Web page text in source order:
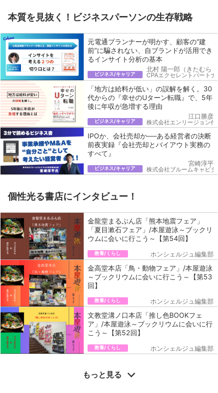
本質を見抜く！ビジネスパーソンの生存戦略
元電通プランナーが明かす、顧客の“建
前”に騙されない、自ブランドが活用でき
るインサイト分析の基本
ビジネス/キャリア
北村 陽一郎（きたむら
CPAエクセレントパート
「地方は給料が低い」の誤解を解く。30
代からの『幸せのUターン転職』で、5年
後に年収が急増する理由
ビジネス/キャリア
江口勝彦
株式会社エンリージョン代
IPOか、会社売却か──ある経営者の決断
前夜実録『会社売却とバイアウト実務の
すべて』
ビジネス/キャリア
宮崎淳平
株式会社ブルームキャピ
個性光る書店にインタビュー！
金龍堂まるぶん店「熊本地震フェア」
「夏目漱石フェア」/本屋遊泳～ブックリ
ウムに会いに行こう～【第54回】
教養/くらし ホンシェルジュ編集部
金高堂本店「鳥・動物フェア」/本屋遊泳
～ブックリウムに会いに行こう～【第53
回】
教養/くらし ホンシェルジュ編集部
文教堂溝ノ口本店「推し色BOOKフェ
ア」/本屋遊泳～ブックリウムに会いに行
こう～【第52回】
教養/くらし ホンシェルジュ編集部
もっと見る